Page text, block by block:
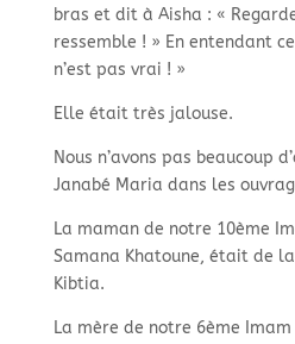
bras et dit à Aisha : «
ressemble ! » En entendant
n’est pas vrai ! »
Elle était très jalouse.
Nous n’avons pas beaucoup
Janabé Maria dans les
La maman de notre 10ème
Samana Khatoune, était de
Kibtia.
La mère de notre 6ème